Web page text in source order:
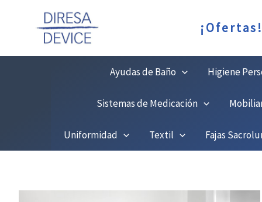
¡Ofertas!
Ayudas de Baño Higiene
Sistemas de Medicación
Uniformidad Textil Fajas